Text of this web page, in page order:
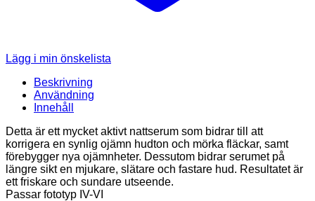
Lägg i min önskelista
Beskrivning
Användning
Innehåll
Detta är ett mycket aktivt nattserum som bidrar till att
korrigera en synlig ojämn hudton och mörka fläckar, samt
förebygger nya ojämnheter. Dessutom bidrar serumet på
längre sikt en mjukare, slätare och fastare hud. Resultatet är
ett friskare och sundare utseende.
Passar fototyp IV-VI